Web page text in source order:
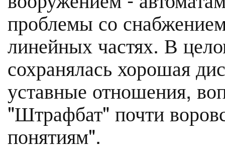
проблемы со
линейных частях. В
сохранялась хорошая
уставные отношения,
"Штрафбат" почти
понятиям".